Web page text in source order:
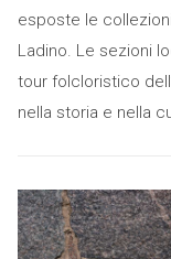
esposte le
Ladino. Le sezioni
tour folcloristico
nella storia e nella